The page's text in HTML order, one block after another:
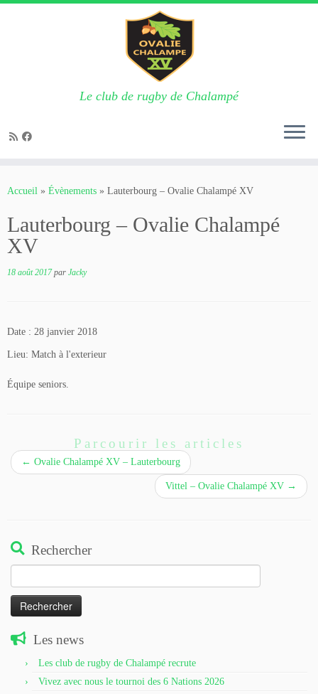
Le club de rugby de Chalampé
Accueil » Évènements » Lauterbourg – Ovalie Chalampé XV
Lauterbourg – Ovalie Chalampé
XV
18 août 2017 par Jacky
Date : 28 janvier 2018
Lieu: Match à l'exterieur
Équipe seniors.
Parcourir les articles
← Ovalie Chalampé XV – Lauterbourg
Vittel – Ovalie Chalampé XV →
Rechercher
Les news
Les club de rugby de Chalampé recrute
Vivez avec nous le tournoi des 6 Nations 2026